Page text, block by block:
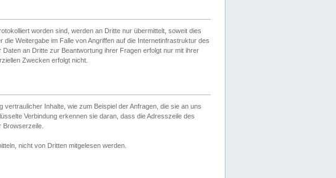
worden sind, werden an Dritte nur übermittelt, soweit dies
Weitergabe im Falle von Angriffen auf die Internetinfrastruktur des
an Dritte zur Beantwortung ihrer Fragen erfolgt nur mit ihrer
Zwecken erfolgt nicht.
Inhalte, wie zum Beispiel der Anfragen, die sie an uns
Verbindung erkennen sie daran, dass die Adresszeile des
nicht von Dritten mitgelesen werden.